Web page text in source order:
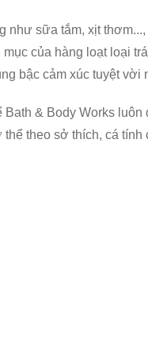
như sữa tắm, xịt
của hàng loạt loại
bậc cảm xúc tuyệt vời
Bath & Body Works
theo sở thích, cá tính